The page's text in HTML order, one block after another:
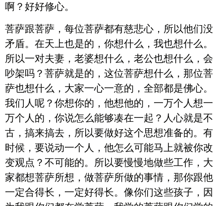
啊？好好修心。
菩萨跟菩萨，每位菩萨都有慈悲心，所以他们没
矛盾。在天上也是的，你想什么，我也想什么。
所以一对夫妻，老婆想什么，老公也想什么，会
吵架吗？菩萨就是的，这位菩萨想什么，那位菩
萨也想什么，大家一心一意的，全部都是佛心。
我们人呢？你想你的，他想他的，一万个人想一
万个人的，你说怎么能够凑在一起？人心就是不
古，搞来搞去，所以要做好这个思想准备的。有
时候，要说动一个人，他怎么可能马上就被你改
变观点？不可能的。所以要慢慢地做些工作，大
家都想菩萨所想，做菩萨所做的事情，那你跟他
一定合得长，一定好得长。像你们这些孩子，因